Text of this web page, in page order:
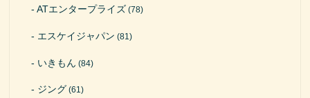
ATエンタープライズ (78)
エスケイジャパン (81)
いきもん (84)
ジング (61)